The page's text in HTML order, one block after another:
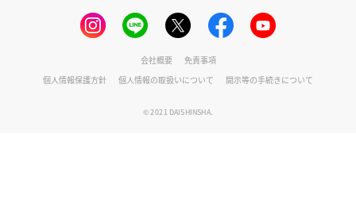
会社概要
免責事項
個人情報保護方針
個人情報の取扱いについて 開示等の手続きについて
© 2021 DAISHINSHA.